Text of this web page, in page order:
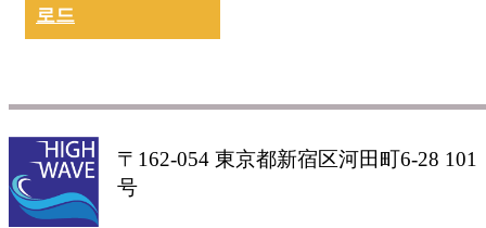
로드
〒162-054 東京都新宿区河田町6-28 101
号